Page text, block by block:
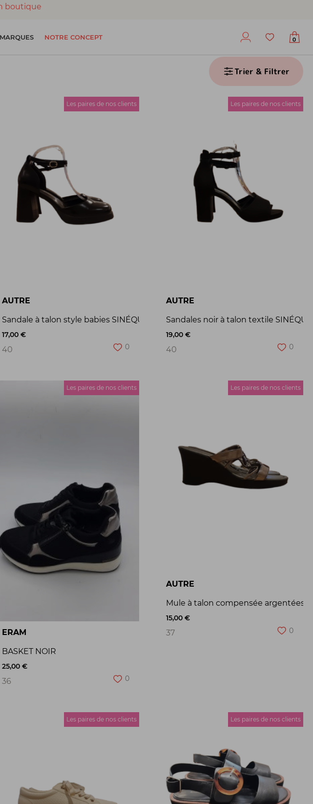
boutique
MARQUES NOTRE CONCEPT 0
Trier & Filtrer
Les paires de nos clients
AUTRE
Sandale à talon style babies SINÉQUANONE T40 de seconde main
17,00 €
40 0
Les paires de nos clients
AUTRE
Sandales noir à talon textile
19,00 €
40 0
Les paires de nos clients
ERAM
BASKET NOIR
25,00 €
36 0
Les paires de nos clients
AUTRE
Mule à talon compensée argentées
15,00 €
37 0
Les paires de nos clients Les paires de nos clients